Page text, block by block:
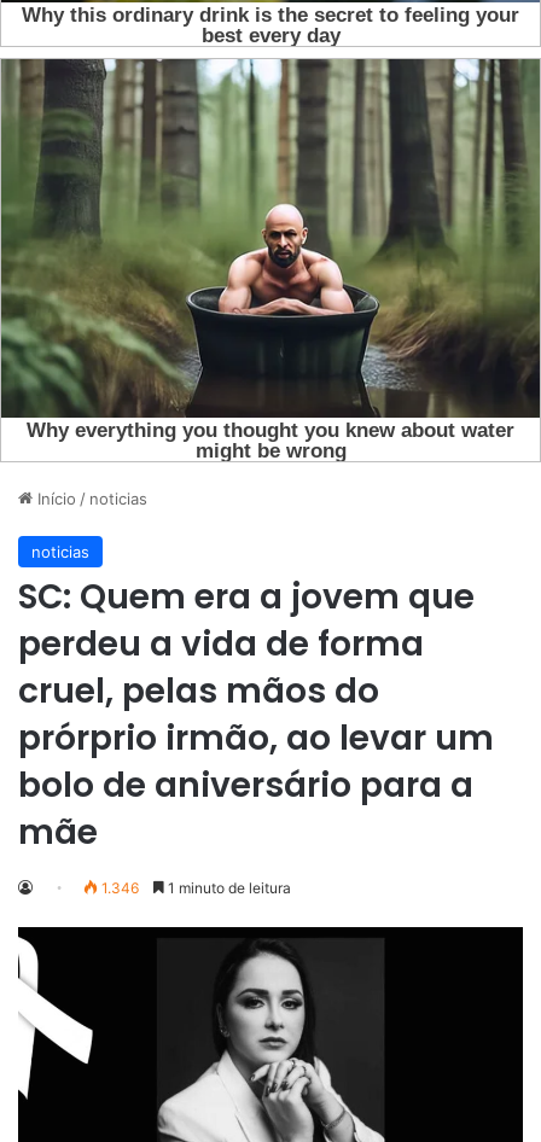
Início / noticias
noticias
SC: Quem era a jovem que
perdeu a vida de forma
cruel, pelas mãos do
prórprio irmão, ao levar um
bolo de aniversário para a
mãe
1.346 1 minuto de leitura